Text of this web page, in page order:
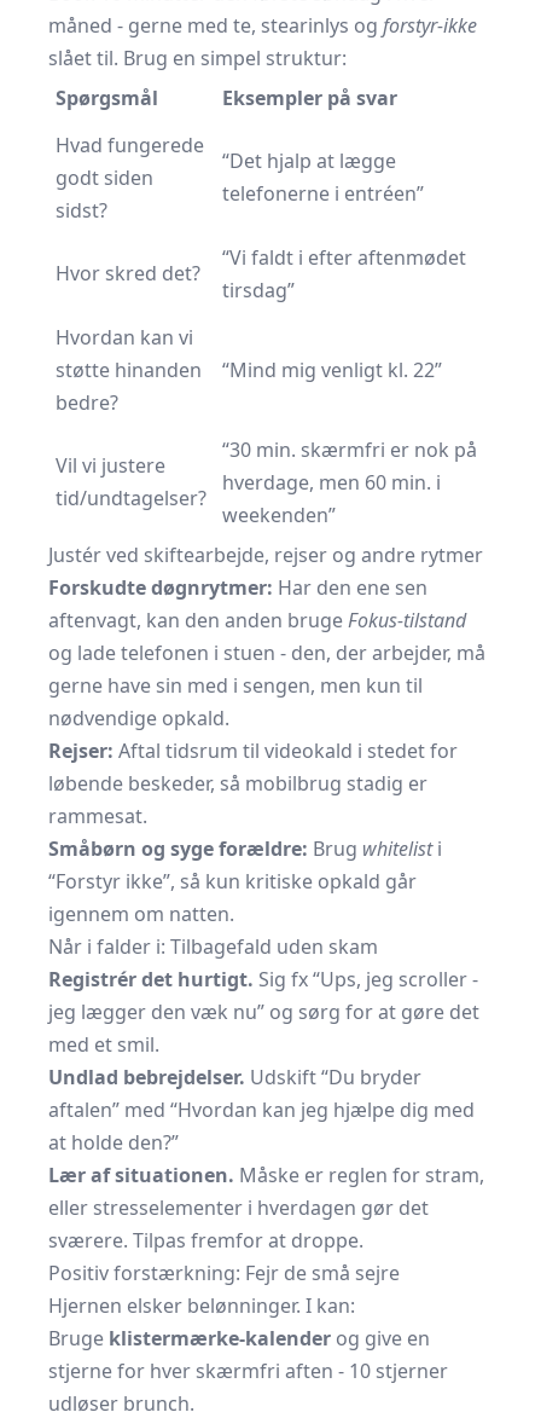
måned - gerne med te, stearinlys og forstyr-ikke
slået til. Brug en simpel struktur:
Spørgsmål
Eksempler på svar
Hvad fungerede
godt siden
sidst?
“Det hjalp at lægge
telefonerne i entréen”
Hvor skred det?
“Vi faldt i efter aftenmødet
tirsdag”
Hvordan kan vi
støtte hinanden
bedre?
“Mind mig venligt kl. 22”
Vil vi justere
tid/undtagelser?
“30 min. skærmfri er nok på
hverdage, men 60 min. i
weekenden”
Justér ved skiftearbejde, rejser og andre rytmer
Forskudte døgnrytmer: Har den ene sen
aftenvagt, kan den anden brugeFokus-tilstand
og lade telefonen i stuen - den, der arbejder, må
gerne have sin med i sengen, men kun til
nødvendige opkald.
Rejser: Aftal tidsrum til videokald i stedet for
løbende beskeder, så mobilbrug stadig er
rammesat.
Småbørn og syge forældre: Brug whitelisti
“Forstyr ikke”, så kun kritiske opkald går
igennem om natten.
Når i falder i: Tilbagefald uden skam
Registrér det hurtigt. Sig fx “Ups, jeg scroller -
jeg lægger den væk nu” og sørg for at gøre det
med et smil.
Undlad bebrejdelser. Udskift “Du bryder
aftalen” med “Hvordan kan jeg hjælpe dig med
at holde den?”
Lær af situationen. Måske er reglen for stram,
eller stresselementer i hverdagen gør det
sværere. Tilpas fremfor at droppe.
Positiv forstærkning: Fejr de små sejre
Hjernen elsker belønninger. I kan:
Bruge klistermærke-kalender og give en
stjerne for hver skærmfri aften - 10 stjerner
udløser brunch.